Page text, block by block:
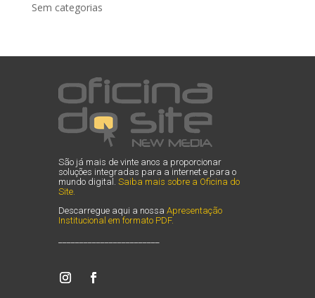
Sem categorias
São já mais de vinte anos a proporcionar
soluções integradas para a internet e para o
mundo digital.Saiba mais sobre a Oficina do
Site.
Descarregue aqui a nossaApresentação
Institucional em formato PDF.